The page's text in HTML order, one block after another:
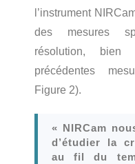
l’instrument
des mesures
résolution,
précédentes
Figure 2).
« NIRCam
d’étudier la
au fil du